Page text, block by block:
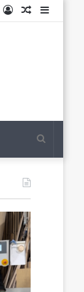
Sidebar
Tilfeldig
Log